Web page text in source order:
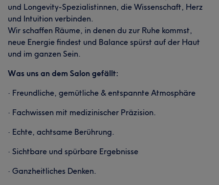
und Longevity-Spezialistinnen, die Wissenschaft, Herz
und Intuition verbinden.
Wir schaffen Räume, in denen du zur Ruhe kommst,
neue Energie findest und Balance spürst auf der Haut
und im ganzen Sein.
Was uns an dem Salon gefällt:
· Freundliche, gemütliche & entspannte Atmosphäre
· Fachwissen mit medizinischer Präzision.
· Echte, achtsame Berührung.
· Sichtbare und spürbare Ergebnisse
· Ganzheitliches Denken.